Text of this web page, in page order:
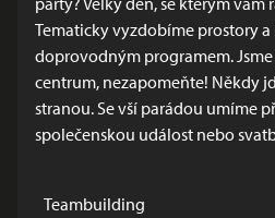
Tematicky vyzdobíme prostory
doprovodným programem.
centrum, nezapomeňte! Někdy
stranou. Se vší parádou umíme
společenskou událost nebo
Teambuilding